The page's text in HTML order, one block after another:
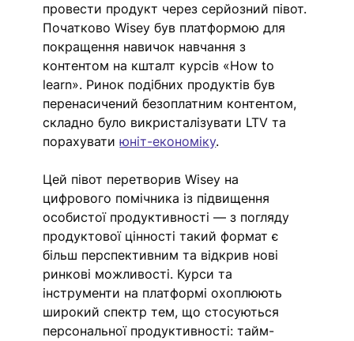
провести продукт через серйозний півот.
Початково Wisey був платформою для
покращення навичок навчання з
контентом на кшталт курсів «How tо
learn». Ринок подібних продуктів був
перенасичений безоплатним контентом,
складно було викристалізувати LTV та
порахувати юніт-економіку.
Цей півот перетворив Wisey на
цифрового помічника із підвищення
особистої продуктивності — з погляду
продуктової цінності такий формат є
більш перспективним та відкрив нові
ринкові можливості. Курси та
інструменти на платформі охоплюють
широкий спектр тем, що стосуються
персональної продуктивності: тайм-